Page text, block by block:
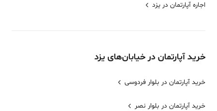
اجاره آپارتمان در یزد
خرید آپارتمان در خیابان‌های یزد
خرید آپارتمان در بلوار فردوسی
خرید آپارتمان در بلوار نصر